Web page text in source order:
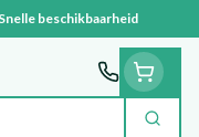
Snelle beschikbaarheid
Zoek